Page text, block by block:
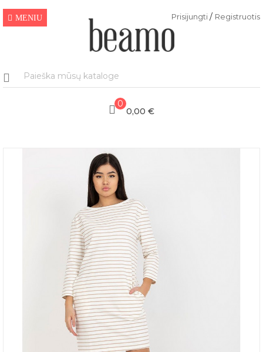
MENIU Prisijungti/ Registruotis
0
0,00 €